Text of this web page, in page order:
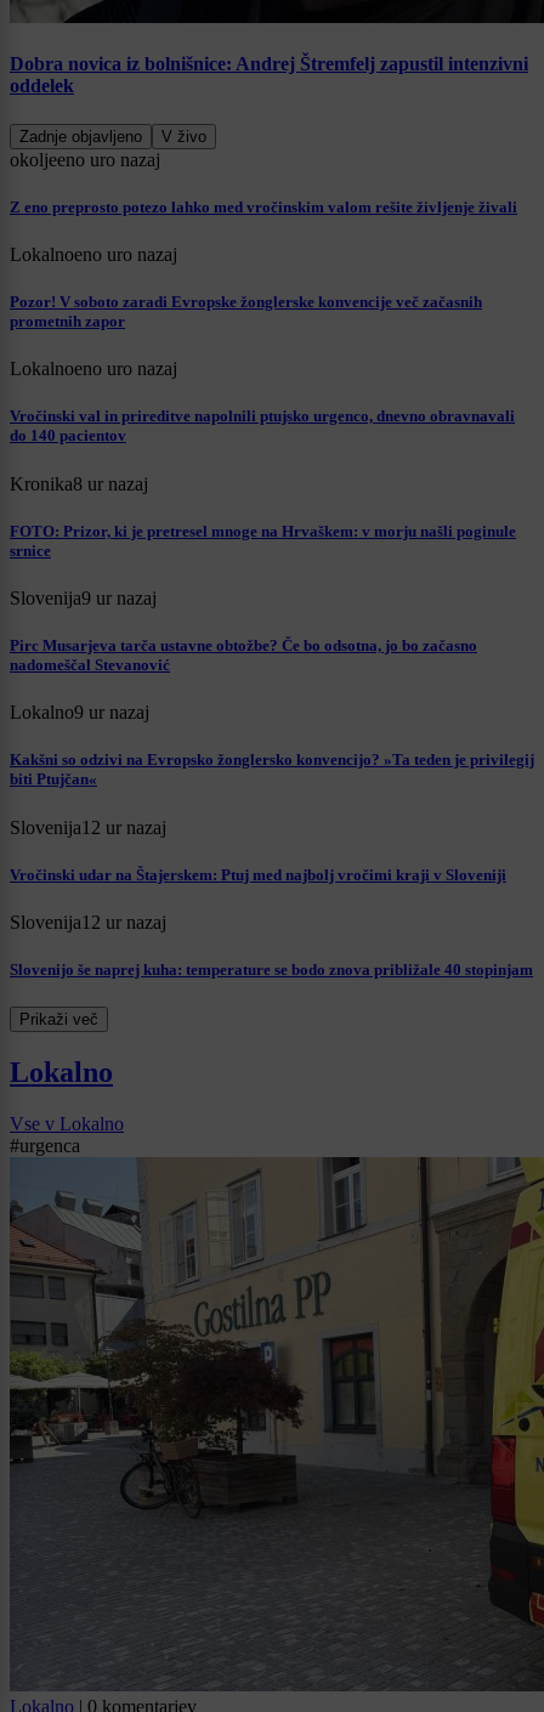
Dobra novica iz bolnišnice: Andrej Štremfelj zapustil intenzivni
oddelek
Zadnje objavljeno V živo
okoljeeno uro nazaj
Z eno preprosto potezo lahko med vročinskim valom rešite življenje živali
Lokalnoeno uro nazaj
Pozor! V soboto zaradi Evropske žonglerske konvencije več začasnih
prometnih zapor
Lokalnoeno uro nazaj
Vročinski val in prireditve napolnili ptujsko urgenco, dnevno obravnavali
do 140 pacientov
Kronika8 ur nazaj
FOTO: Prizor, ki je pretresel mnoge na Hrvaškem: v morju našli poginule
srnice
Slovenija9 ur nazaj
Pirc Musarjeva tarča ustavne obtožbe? Če bo odsotna, jo bo začasno
nadomeščal Stevanović
Lokalno9 ur nazaj
Kakšni so odzivi na Evropsko žonglersko konvencijo? »Ta teden je privilegij
biti Ptujčan«
Slovenija12 ur nazaj
Vročinski udar na Štajerskem: Ptuj med najbolj vročimi kraji v Sloveniji
Slovenija12 ur nazaj
Slovenijo še naprej kuha: temperature se bodo znova približale 40 stopinjam
Prikaži več
Lokalno
Vse v Lokalno
#urgenca
Lokalno | 0 komentarjev